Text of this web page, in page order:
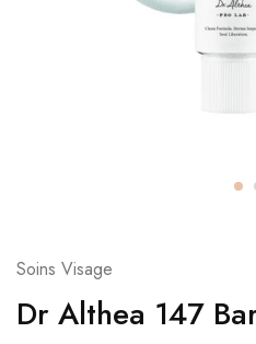
Soins Visage
Dr Althea 147